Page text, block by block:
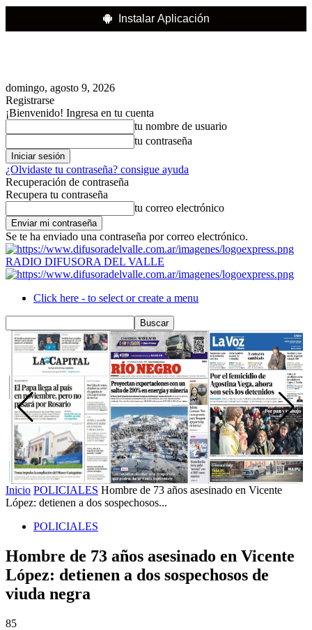
Instalar Aplicación
domingo, agosto 9, 2026
Registrarse
¡Bienvenido! Ingresa en tu cuenta
tu nombre de usuario
tu contraseña
¿Olvidaste tu contraseña? consigue ayuda
Recuperación de contraseña
Recupera tu contraseña
tu correo electrónico
Se te ha enviado una contraseña por correo electrónico.
RADIO DIFUSORA DEL VALLE
Click here - to select or create a menu
Inicio POLICIALES Hombre de 73 años asesinado en Vicente
López: detienen a dos sospechosos...
POLICIALES
Hombre de 73 años asesinado en Vicente
López: detienen a dos sospechosos de
viuda negra
85